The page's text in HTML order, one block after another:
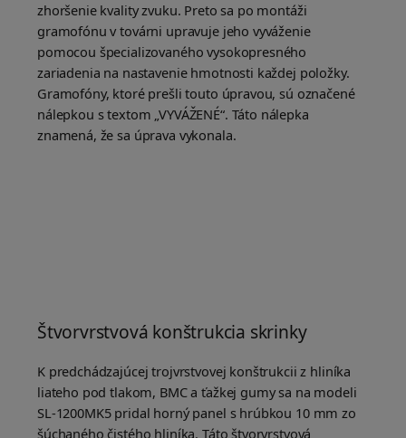
zhoršenie kvality zvuku. Preto sa po montáži
gramofónu v továrni upravuje jeho vyváženie
pomocou špecializovaného vysokopresného
zariadenia na nastavenie hmotnosti každej položky.
Gramofóny, ktoré prešli touto úpravou, sú označené
nálepkou s textom „VYVÁŽENÉ“. Táto nálepka
znamená, že sa úprava vykonala.
Štvorvrstvová konštrukcia skrinky
K predchádzajúcej trojvrstvovej konštrukcii z hliníka
liateho pod tlakom, BMC a ťažkej gumy sa na modeli
SL-1200MK5 pridal horný panel s hrúbkou 10 mm zo
šúchaného čistého hliníka. Táto štvorvrstvová